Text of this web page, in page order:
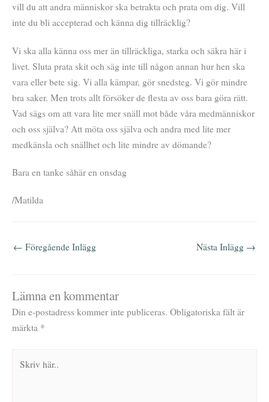
vill du att andra människor ska betrakta och prata om dig. Vill
inte du bli accepterad och känna dig tillräcklig?
Vi ska alla känna oss mer än tillräckliga, starka och säkra här i
livet. Sluta prata skit och säg inte till någon annan hur hen ska
vara eller bete sig. Vi alla kämpar, gör snedsteg. Vi gör mindre
bra saker. Men trots allt försöker de flesta av oss bara göra rätt.
Vad sägs om att vara lite mer snäll mot både våra medmänniskor
och oss själva? Att möta oss själva och andra med lite mer
medkänsla och snällhet och lite mindre av dömande?
Bara en tanke såhär en onsdag
/Matilda
← Föregående Inlägg Nästa Inlägg →
Lämna en kommentar
Din e-postadress kommer inte publiceras. Obligatoriska fält är
märkta *
här..